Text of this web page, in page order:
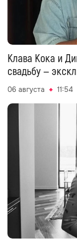
Клава Кока и
свадьбу —
06 августа 11:54